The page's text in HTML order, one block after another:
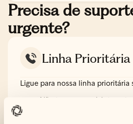
Precisa de
urgente?
Linha Prioritária
Ligue para nossa linha prioritária
Não tem acesso à internet
Precisa de ajuda para